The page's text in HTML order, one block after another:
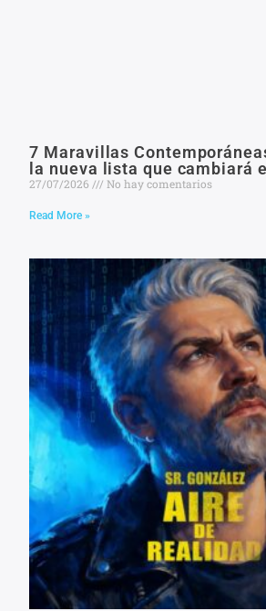
7 Maravillas
la nueva lista que cambiará
27/07/2026 No hay comentarios
Read More »